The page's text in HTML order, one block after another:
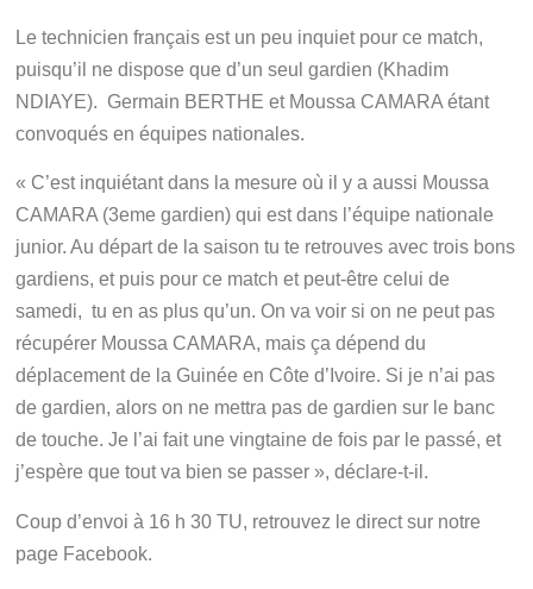
Le technicien français est un peu inquiet pour ce match,
puisqu’il ne dispose que d’un seul gardien (Khadim
NDIAYE). Germain BERTHE et Moussa CAMARA étant
convoqués en équipes nationales.
« C’est inquiétant dans la mesure où il y a aussi Moussa
CAMARA (3eme gardien) qui est dans l’équipe nationale
junior. Au départ de la saison tu te retrouves avec trois bons
gardiens, et puis pour ce match et peut-être celui de
samedi, tu en as plus qu’un. On va voir si on ne peut pas
récupérer Moussa CAMARA, mais ça dépend du
déplacement de la Guinée en Côte d’Ivoire. Si je n’ai pas
de gardien, alors on ne mettra pas de gardien sur le banc
de touche. Je l’ai fait une vingtaine de fois par le passé, et
j’espère que tout va bien se passer », déclare-t-il.
Coup d’envoi à 16 h 30 TU, retrouvez le direct sur notre
page Facebook.